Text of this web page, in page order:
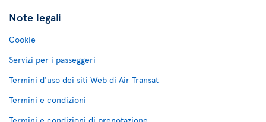
Note legali
Cookie
Servizi per i passeggeri
Termini d'uso dei siti Web di Air Transat
Termini e condizioni